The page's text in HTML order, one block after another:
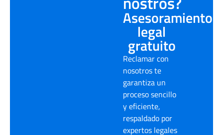
Asesoramiento
legal
gratuito
Reclamar con
nosotros te
garantiza un
proceso sencillo
y eficiente,
respaldado por
expertos legales